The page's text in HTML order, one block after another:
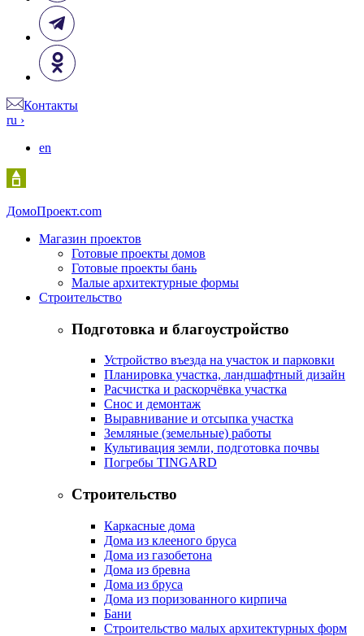
Контакты
ru ›
en
ДомоПроект.com
Магазин проектов
Готовые проекты домов
Готовые проекты бань
Малые архитектурные формы
Строительство
Подготовка и благоустройство
Устройство въезда на участок и парковки
Планировка участка, ландшафтный дизайн
Расчистка и раскорчёвка участка
Снос и демонтаж
Выравнивание и отсыпка участка
Земляные (земельные) работы
Культивация земли, подготовка почвы
Погребы TINGARD
Строительство
Каркасные дома
Дома из клееного бруса
Дома из газобетона
Дома из бревна
Дома из бруса
Дома из поризованного кирпича
Бани
Строительство малых архитектурных форм